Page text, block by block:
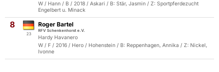
W / Hann / B / 2018 / Askari / B: Stär, Jasmin / Z: Sportpferdezucht
Engelbert u. Minack
8
23
Roger Bartel
RFV Schenkenhorst e.V.
Hardy Havanero
W / F / 2016 / Hero / Hohenstein / B: Reppenhagen, Annika / Z: Nickel,
Ivonne